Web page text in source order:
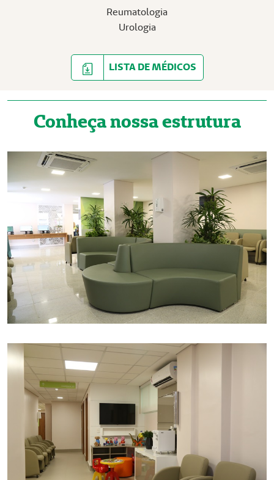
Reumatologia
Urologia
LISTA DE MÉDICOS
Conheça nossa estrutura